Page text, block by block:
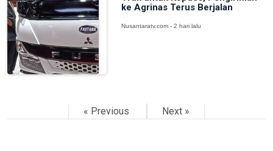
ke Agrinas Terus Berjalan
Nusantaratv.com - 2 hari lalu
« Previous Next »